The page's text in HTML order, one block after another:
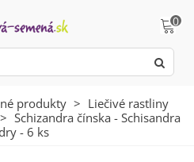
0
produkty > Liečivé rastliny
> Schizandra čínska - Schisandra
- 6 ks